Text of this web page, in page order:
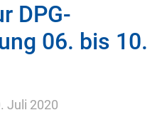
DPG-
06. bis 10.
Juli 2020